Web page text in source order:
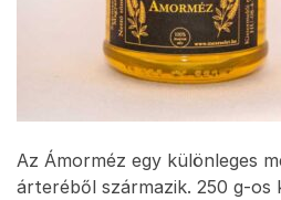
Az Ámorméz egy különleges
árteréből származik. 250 g-os